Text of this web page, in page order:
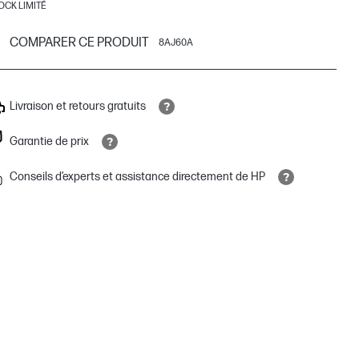
LIMITÉ
COMPARER CE PRODUIT 8AJ60A
Livraison et retours gratuits
Garantie de prix
Conseils d’experts et assistance directement de HP